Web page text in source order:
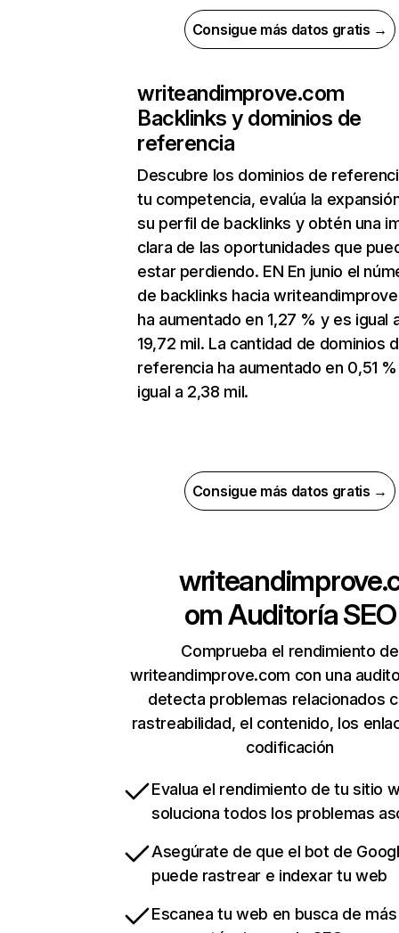
Consigue más datos gratis →
writeandimprove.com
Backlinks y dominios de
referencia
Descubre los dominios de
tu competencia, evalúa la
su perfil de backlinks y obtén una
clara de las oportunidades que
estar perdiendo. EN En junio el
de backlinks hacia
ha aumentado en 1,27 % y es igual
19,72 mil. La cantidad de dominios
referencia ha aumentado en 0,51
igual a 2,38 mil.
Consigue más datos gratis →
omAuditoría SEO
Comprueba el rendimiento de
writeandimprove.com con una
detecta problemas relacionados
rastreabilidad, el contenido, los
codificación
Evalua el rendimiento de tu sitio
soluciona todos los problemas
Asegúrate de que el bot de
puede rastrear e indexar tu web
Escanea tu web en busca de